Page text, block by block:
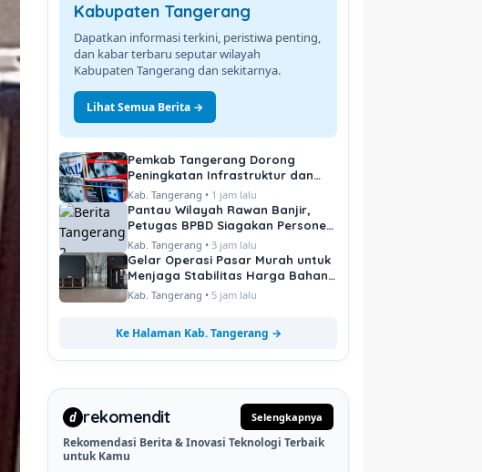
Kabupaten Tangerang
Dapatkan informasi terkini, peristiwa penting,
dan kabar terbaru seputar wilayah
Kabupaten Tangerang dan sekitarnya.
Lihat Semua Berita →
Pemkab Tangerang Dorong
Peningkatan Infrastruktur dan
Pelayanan Publik
Kab. Tangerang • 1 jam lalu
Pantau Wilayah Rawan Banjir,
Petugas BPBD Siagakan Personel
di Titik Kritis
Kab. Tangerang •3 jam lalu
Gelar Operasi Pasar Murah untuk
Menjaga Stabilitas Harga Bahan
Pokok
Kab. Tangerang • 5 jam lalu
Ke Halaman Kab. Tangerang →
d rekomendit Selengkapnya
Rekomendasi Berita & Inovasi Teknologi Terbaik
untuk Kamu